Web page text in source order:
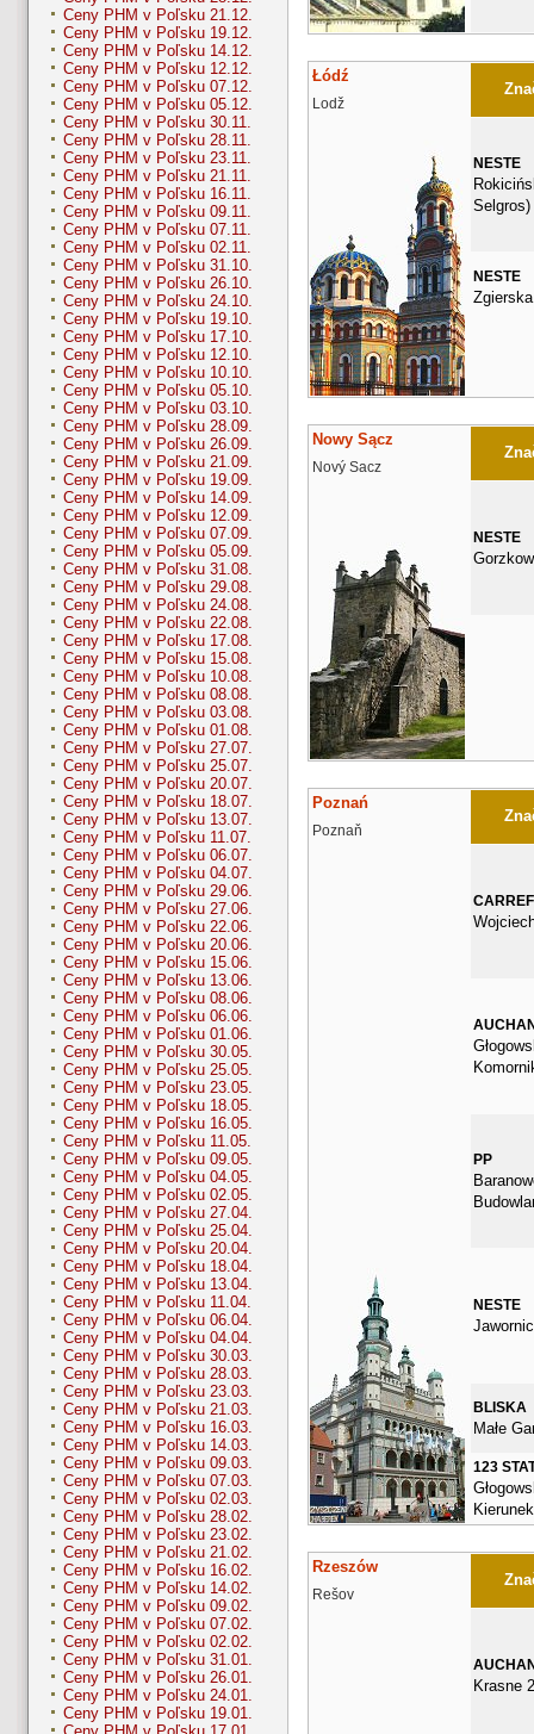
Ceny PHM v Poľsku 21.12.
Ceny PHM v Poľsku 19.12.
Ceny PHM v Poľsku 14.12.
Ceny PHM v Poľsku 12.12.
Ceny PHM v Poľsku 07.12.
Ceny PHM v Poľsku 05.12.
Ceny PHM v Poľsku 30.11.
Ceny PHM v Poľsku 28.11.
Ceny PHM v Poľsku 23.11.
Ceny PHM v Poľsku 21.11.
Ceny PHM v Poľsku 16.11.
Ceny PHM v Poľsku 09.11.
Ceny PHM v Poľsku 07.11.
Ceny PHM v Poľsku 02.11.
Ceny PHM v Poľsku 31.10.
Ceny PHM v Poľsku 26.10.
Ceny PHM v Poľsku 24.10.
Ceny PHM v Poľsku 19.10.
Ceny PHM v Poľsku 17.10.
Ceny PHM v Poľsku 12.10.
Ceny PHM v Poľsku 10.10.
Ceny PHM v Poľsku 05.10.
Ceny PHM v Poľsku 03.10.
Ceny PHM v Poľsku 28.09.
Ceny PHM v Poľsku 26.09.
Ceny PHM v Poľsku 21.09.
Ceny PHM v Poľsku 19.09.
Ceny PHM v Poľsku 14.09.
Ceny PHM v Poľsku 12.09.
Ceny PHM v Poľsku 07.09.
Ceny PHM v Poľsku 05.09.
Ceny PHM v Poľsku 31.08.
Ceny PHM v Poľsku 29.08.
Ceny PHM v Poľsku 24.08.
Ceny PHM v Poľsku 22.08.
Ceny PHM v Poľsku 17.08.
Ceny PHM v Poľsku 15.08.
Ceny PHM v Poľsku 10.08.
Ceny PHM v Poľsku 08.08.
Ceny PHM v Poľsku 03.08.
Ceny PHM v Poľsku 01.08.
Ceny PHM v Poľsku 27.07.
Ceny PHM v Poľsku 25.07.
Ceny PHM v Poľsku 20.07.
Ceny PHM v Poľsku 18.07.
Ceny PHM v Poľsku 13.07.
Ceny PHM v Poľsku 11.07.
Ceny PHM v Poľsku 06.07.
Ceny PHM v Poľsku 04.07.
Ceny PHM v Poľsku 29.06.
Ceny PHM v Poľsku 27.06.
Ceny PHM v Poľsku 22.06.
Ceny PHM v Poľsku 20.06.
Ceny PHM v Poľsku 15.06.
Ceny PHM v Poľsku 13.06.
Ceny PHM v Poľsku 08.06.
Ceny PHM v Poľsku 06.06.
Ceny PHM v Poľsku 01.06.
Ceny PHM v Poľsku 30.05.
Ceny PHM v Poľsku 25.05.
Ceny PHM v Poľsku 23.05.
Ceny PHM v Poľsku 18.05.
Ceny PHM v Poľsku 16.05.
Ceny PHM v Poľsku 11.05.
Ceny PHM v Poľsku 09.05.
Ceny PHM v Poľsku 04.05.
Ceny PHM v Poľsku 02.05.
Ceny PHM v Poľsku 27.04.
Ceny PHM v Poľsku 25.04.
Ceny PHM v Poľsku 20.04.
Ceny PHM v Poľsku 18.04.
Ceny PHM v Poľsku 13.04.
Ceny PHM v Poľsku 11.04.
Ceny PHM v Poľsku 06.04.
Ceny PHM v Poľsku 04.04.
Ceny PHM v Poľsku 30.03.
Ceny PHM v Poľsku 28.03.
Ceny PHM v Poľsku 23.03.
Ceny PHM v Poľsku 21.03.
Ceny PHM v Poľsku 16.03.
Ceny PHM v Poľsku 14.03.
Ceny PHM v Poľsku 09.03.
Ceny PHM v Poľsku 07.03.
Ceny PHM v Poľsku 02.03.
Ceny PHM v Poľsku 28.02.
Ceny PHM v Poľsku 23.02.
Ceny PHM v Poľsku 21.02.
Ceny PHM v Poľsku 16.02.
Ceny PHM v Poľsku 14.02.
Ceny PHM v Poľsku 09.02.
Ceny PHM v Poľsku 07.02.
Ceny PHM v Poľsku 02.02.
Ceny PHM v Poľsku 31.01.
Ceny PHM v Poľsku 26.01.
Ceny PHM v Poľsku 24.01.
Ceny PHM v Poľsku 19.01.
Łódź
Lodž
NESTE
Selgros)
NESTE
Nowy Sącz
Nový Sacz
NESTE
Poznań
Poznaň
PP
NESTE
BLISKA
Małe
123
Rzeszów
Rešov
Krasne